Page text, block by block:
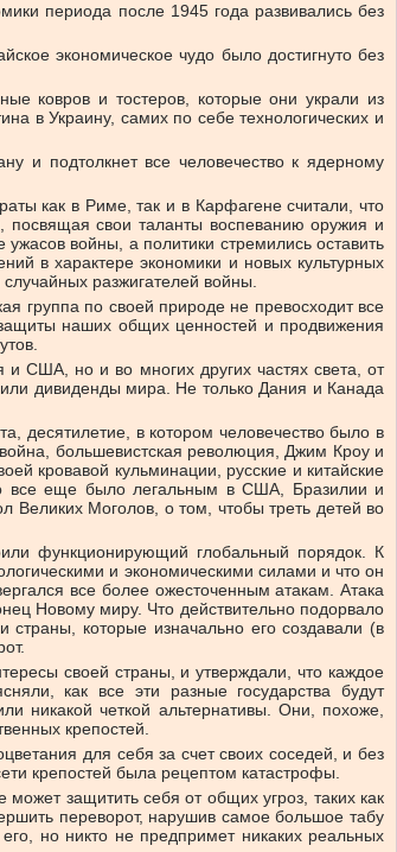
периода после 1945 года развивались без
экономическое чудо было достигнуто без
ковров и тостеров, которые они украли из
в Украину, самих по себе технологических и
и подтолкнет все человечество к ядерному
как в Риме, так и в Карфагене считали, что
посвящая свои таланты воспеванию оружия и
войны, а политики стремились оставить
в характере экономики и новых культурных
разжигателей войны.
группа по своей природе не превосходит все
наших общих ценностей и продвижения
и США, но и во многих других частях света, от
дивиденды мира. Не только Дания и Канада
десятилетие, в котором человечество было в
большевистская революция, Джим Кроу и
кровавой кульминации, русские и китайские
все еще было легальным в США, Бразилии и
Великих Моголов, о том, чтобы треть детей во
функционирующий глобальный порядок. К
и экономическими силами и что он
все более ожесточенным атакам. Атака
Новому миру. Что действительно подорвало
которые изначально его создавали (в
своей страны, и утверждали, что каждое
как все эти разные государства будут
никакой четкой альтернативы. Они, похоже,
крепостей.
для себя за счет своих соседей, и без
крепостей была рецептом катастрофы.
защитить себя от общих угроз, таких как
переворот, нарушив самое большое табу
но никто не предпримет никаких реальных